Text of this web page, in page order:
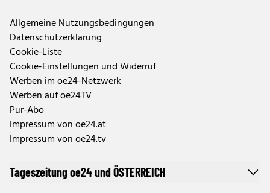
Allgemeine Nutzungsbedingungen
Datenschutzerklärung
Cookie-Liste
Cookie-Einstellungen und Widerruf
Werben im oe24-Netzwerk
Werben auf oe24TV
Pur-Abo
Impressum von oe24.at
Impressum von oe24.tv
Tageszeitung oe24 und ÖSTERREICH